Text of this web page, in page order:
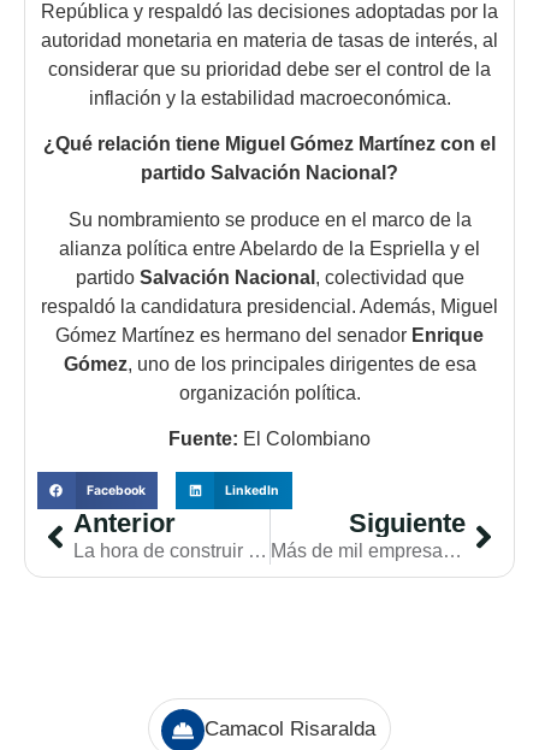
República y respaldó las decisiones adoptadas por la
autoridad monetaria en materia de tasas de interés, al
considerar que su prioridad debe ser el control de la
inflación y la estabilidad macroeconómica.
¿Qué relación tiene Miguel Gómez Martínez con el
partido Salvación Nacional?
Su nombramiento se produce en el marco de la
alianza política entre Abelardo de la Espriella y el
partido Salvación Nacional , colectividad que
respaldó la candidatura presidencial. Además, Miguel
Gómez Martínez es hermano del senador Enrique
Gómez, uno de los principales dirigentes de esa
organización política.
Fuente: El Colombiano
Facebook LinkedIn
Anterior
La hora de construir a Colombia
Siguiente
Más de mil empresas están listas para reactivar la vivienda en Colombia
Camacol Risaralda